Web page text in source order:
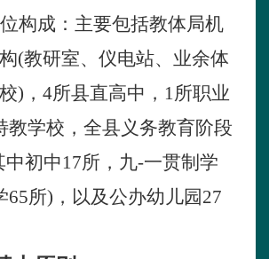
构成：主要包括教体局机
(教研室、仪电站、业余体
) ， 4所县直高中， 1所职业
教学校，全县义务教育阶段
中初中17所，九-一贯制学
65所) ，以及公办幼儿园27